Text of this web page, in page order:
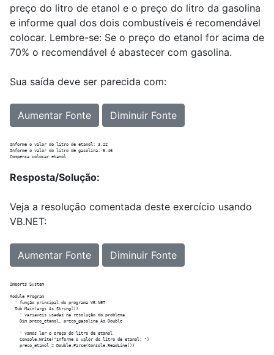
preço do litro de etanol e o preço do litro da gasolina
e informe qual dos dois combustíveis é recomendável
colocar. Lembre-se: Se o preço do etanol for acima de
70% o recomendável é abastecer com gasolina.
Sua saída deve ser parecida com:
Aumentar Fonte Diminuir Fonte
Informe o valor do litro de etanol: 3.22
Informe o valor do litro de gasolina: 5.46
Resposta/Solução:
Veja a resolução comentada deste exercício usando
VB.NET:
Aumentar Fonte Diminuir Fonte
Imports System
Module Program
  ' função principal do programa VB.NET
  Sub Main(args As String())
    ' variáveis usadas na resolução do problema
    Dim preco_etanol, preco_gasolina As Double
    ' vamos ler o preço do litro de etanol
    Console.Write("Informe o valor do litro de etanol: ")
    preco_etanol = Double.Parse(Console.ReadLine())